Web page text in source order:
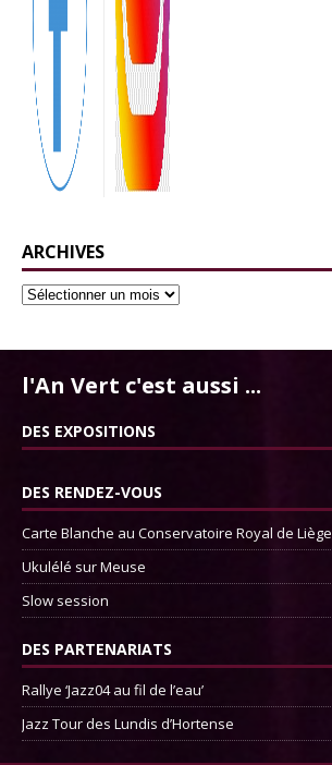
ARCHIVES
l'An Vert c'est aussi ...
DES EXPOSITIONS
DES RENDEZ-VOUS
Carte Blanche au Conservatoire Royal de Liège
Ukulélé sur Meuse
Slow session
DES PARTENARIATS
Rallye ‘Jazz04 au fil de l’eau’
Jazz Tour des Lundis d’Hortense